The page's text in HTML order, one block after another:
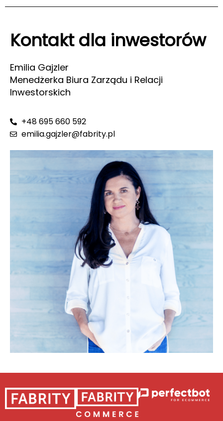
Kontakt dla inwestorów
Emilia Gajzler
Menedżerka Biura Zarządu i Relacji
Inwestorskich
+48 695 660 592
emilia.gajzler@fabrity.pl